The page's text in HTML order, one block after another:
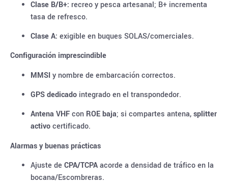
Clase B/B+: recreo y pesca artesanal; B+ incrementa
tasa de refresco.
Clase A: exigible en buques SOLAS/comerciales.
Configuración imprescindible
MMSIy nombre de embarcación correctos.
GPS dedicado integrado en el transpondedor.
Antena VHFcon ROE baja; si compartes antena,splitter
activocertificado.
Alarmas y buenas prácticas
Ajuste de CPA/TCPAacorde a densidad de tráfico en la
bocana/Escombreras.